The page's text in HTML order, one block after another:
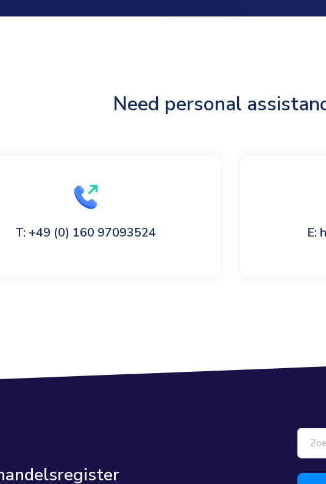
Need personal
T: +49 (0) 160 97093524 E: